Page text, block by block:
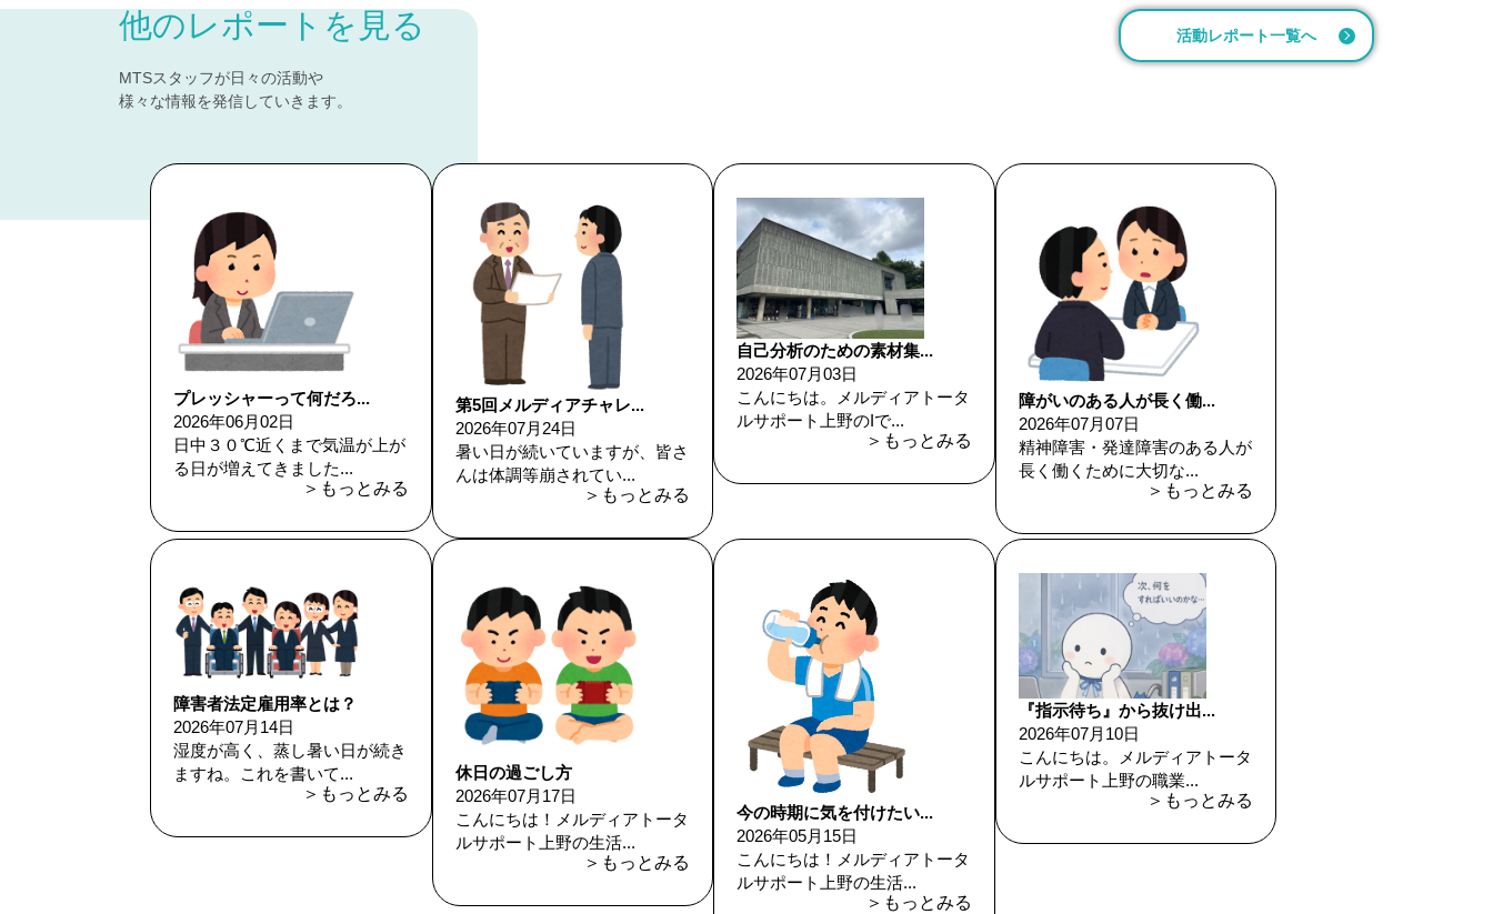
他のレポートを見る
MTSスタッフが日々の活動や
様々な情報を発信していきます。
活動レポート一覧へ
プレッシャーって何だろ...
2026年06月02日
日中３０℃近くまで気温が上が
る日が増えてきました...
＞もっとみる
第5回メルディアチャレ...
2026年07月24日
暑い日が続いていますが、皆さ
んは体調等崩されてい...
＞もっとみる
自己分析のための素材集...
2026年07月03日
こんにちは。メルディアトータ
ルサポート上野のIで...
＞もっとみる
障がいのある人が長く働...
2026年07月07日
精神障害・発達障害のある人が
長く働くために大切な...
＞もっとみる
障害者法定雇用率とは？
2026年07月14日
湿度が高く、蒸し暑い日が続き
ますね。これを書いて...
＞もっとみる
休日の過ごし方
2026年07月17日
こんにちは！メルディアトータ
ルサポート上野の生活...
＞もっとみる
今の時期に気を付けたい...
2026年05月15日
こんにちは！メルディアトータ
ルサポート上野の生活...
＞もっとみる
『指示待ち』から抜け出...
2026年07月10日
こんにちは。メルディアトータ
ルサポート上野の職業...
＞もっとみる